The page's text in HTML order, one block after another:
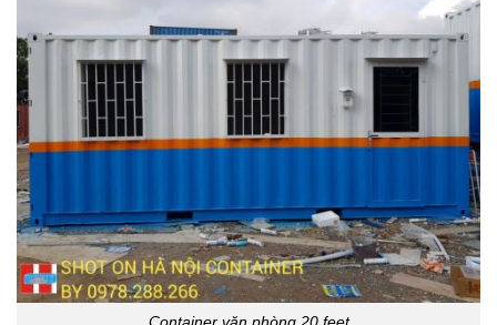
Container văn phòng 20 feet